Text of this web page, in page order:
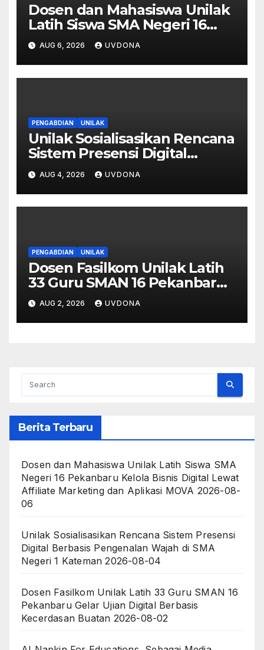
Dosen dan Mahasiswa Unilak
Latih Siswa SMA Negeri 16
Pekanbaru Kelola Bisnis
Digital Lewat Affiliate
Marketing dan Aplikasi MOVA
AUG 6, 2026 UVDONA
PENGABDIAN UNILAK
Unilak Sosialisasikan Rencana
Sistem Presensi Digital
Berbasis Pengenalan Wajah
di SMA Negeri 1 Kateman
AUG 4, 2026 UVDONA
PENGABDIAN UNILAK
Dosen Fasilkom Unilak Latih
33 Guru SMAN 16 Pekanbaru
Gelar Ujian Digital Berbasis
Kecerdasan Buatan
AUG 2, 2026 UVDONA
Berita Terbaru
Dosen dan Mahasiswa Unilak Latih Siswa SMA
Negeri 16 Pekanbaru Kelola Bisnis Digital Lewat
Affiliate Marketing dan Aplikasi MOVA 2026-08-
06
Unilak Sosialisasikan Rencana Sistem Presensi
Digital Berbasis Pengenalan Wajah di SMA
Negeri 1 Kateman 2026-08-04
Dosen Fasilkom Unilak Latih 33 Guru SMAN 16
Pekanbaru Gelar Ujian Digital Berbasis
Kecerdasan Buatan 2026-08-02